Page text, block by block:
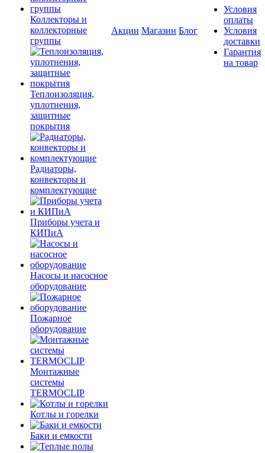
Коллекторы и
коллекторные
группы
Теплоизоляция,
уплотнения,
защитные
покрытия
Радиаторы,
конвекторы и
комплектующие
Приборы учета и
КИПиА
Насосы и насосное
оборудование
Пожарное
оборудование
Монтажные
системы
TERMOCLIP
Котлы и горелки
Баки и емкости
Акции Магазин Блог
Условия
оплаты
Условия
доставки
Гарантия
на товар